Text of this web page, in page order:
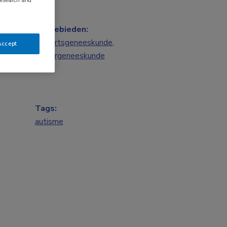
Vakgebieden:
Huisartsgeneeskunde,
Kindergeneeskunde
Tags:
autisme